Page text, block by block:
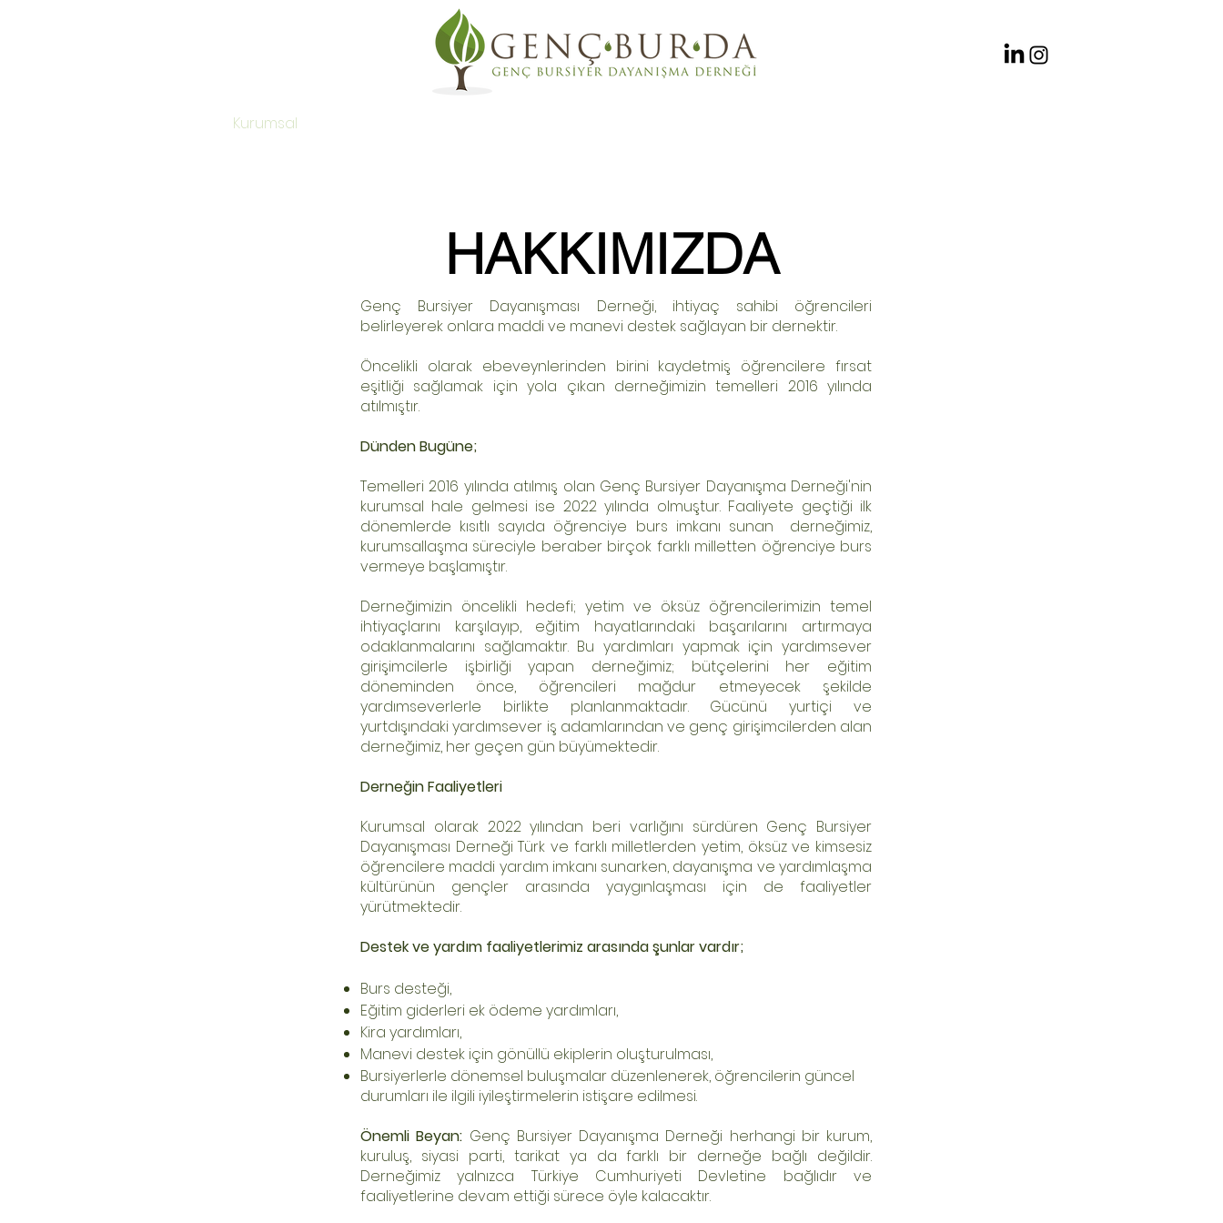
Kurumsal
HAKKIMIZDA
Genç Bursiyer Dayanışması Derneği, ihtiyaç sahibi öğrencileri
belirleyerek onlara maddi ve manevi destek sağlayan bir dernektir.
Öncelikli olarak ebeveynlerinden birini kaydetmiş öğrencilere fırsat
eşitliği sağlamak için yola çıkan derneğimizin temelleri 2016 yılında
atılmıştır.
Dünden Bugüne;
Temelleri 2016 yılında atılmış olan Genç Bursiyer Dayanışma Derneği'nin
kurumsal hale gelmesi ise 2022 yılında olmuştur. Faaliyete geçtiği ilk
dönemlerde kısıtlı sayıda öğrenciye burs imkanı sunan derneğimiz,
kurumsallaşma süreciyle beraber birçok farklı milletten öğrenciye burs
vermeye başlamıştır.
Derneğimizin öncelikli hedefi; yetim ve öksüz öğrencilerimizin temel
ihtiyaçlarını karşılayıp, eğitim hayatlarındaki başarılarını artırmaya
odaklanmalarını sağlamaktır. Bu yardımları yapmak için yardımsever
girişimcilerle işbirliği yapan derneğimiz; bütçelerini her eğitim
döneminden önce, öğrencileri mağdur etmeyecek şekilde
yardımseverlerle birlikte planlanmaktadır. Gücünü yurtiçi ve
yurtdışındaki yardımsever iş adamlarından ve genç girişimcilerden alan
derneğimiz, her geçen gün büyümektedir.
Derneğin Faaliyetleri
Kurumsal olarak 2022 yılından beri varlığını sürdüren Genç Bursiyer
Dayanışması Derneği Türk ve farklı milletlerden yetim, öksüz ve kimsesiz
öğrencilere maddi yardım imkanı sunarken, dayanışma ve yardımlaşma
kültürünün gençler arasında yaygınlaşması için de faaliyetler
yürütmektedir.
Destek ve yardım faaliyetlerimiz arasında şunlar vardır;
Burs desteği,
Eğitim giderleri ek ödeme yardımları,
Kira yardımları,
Manevi destek için gönüllü ekiplerin oluşturulması,
Bursiyerlerle dönemsel buluşmalar düzenlenerek, öğrencilerin güncel
durumları ile ilgili iyileştirmelerin istişare edilmesi.
Önemli Beyan: Genç Bursiyer Dayanışma Derneği herhangi bir kurum,
kuruluş, siyasi parti, tarikat ya da farklı bir derneğe bağlı değildir.
Derneğimiz yalnızca Türkiye Cumhuriyeti Devletine bağlıdır ve
faaliyetlerine devam ettiği sürece öyle kalacaktır.